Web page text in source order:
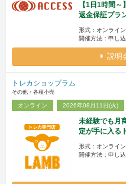
【1日1時間
返金保証プラ
形式：オンライン
開催方法：申し
説明
トレカショップラム
その他・各種小売
オンライン 2026年08月11日(火)
未経験でも月
定が手に入る
形式：オンライン
開催方法：申し